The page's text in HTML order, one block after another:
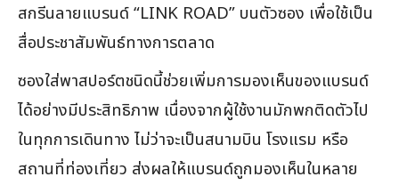
สกรีนลายแบรนด์ “LINK ROAD” บนตัวซอง เพื่อใช้เป็น
สื่อประชาสัมพันธ์ทางการตลาด
ซองใส่พาสปอร์ตชนิดนี้ช่วยเพิ่มการมองเห็นของแบรนด์
ได้อย่างมีประสิทธิภาพ เนื่องจากผู้ใช้งานมักพกติดตัวไป
ในทุกการเดินทาง ไม่ว่าจะเป็นสนามบิน โรงแรม หรือ
สถานที่ท่องเที่ยว ส่งผลให้แบรนด์ถูกมองเห็นในหลาย